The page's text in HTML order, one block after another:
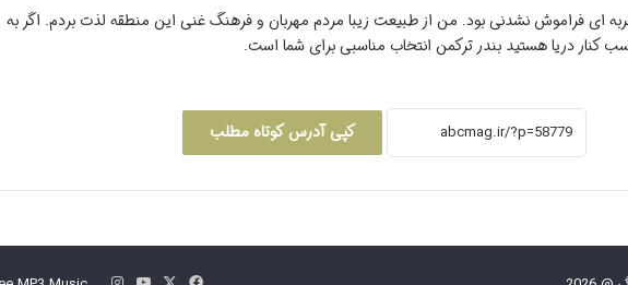
ای فراموش نشدنی بود. من از طبیعت زیبا مردم مهربان و فرهنگ غنی این منطقه لذت بردم. اگر به
کنار دریا هستید بندر ترکمن انتخاب مناسبی برای شما است.
کپی آدرس کوتاه مطلب